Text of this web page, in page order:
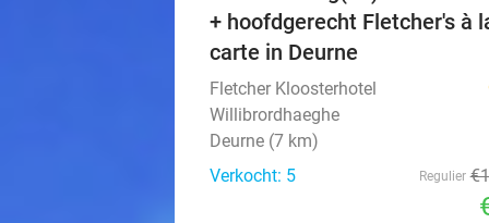
+ hoofdgerecht Fletcher's à
carte in Deurne
Fletcher Kloosterhotel
Willibrordhaeghe
Deurne (7 km)
Verkocht: 5
Regulier